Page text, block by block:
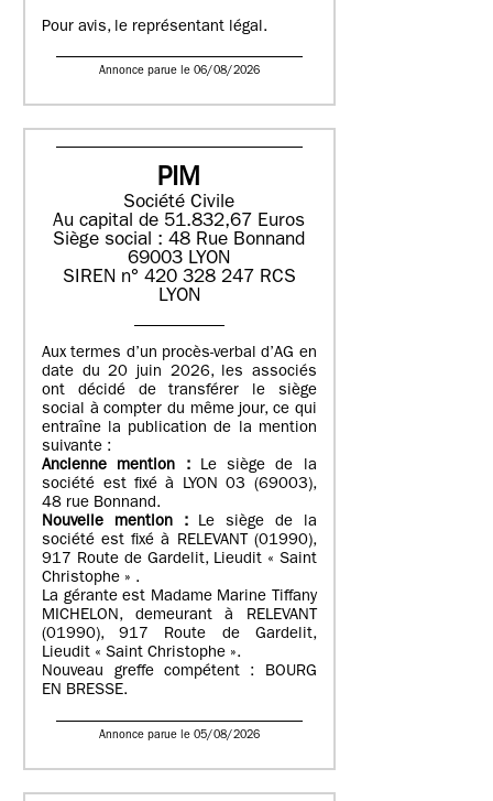
Pour avis, le représentant légal.
Annonce parue le 06/08/2026
PIM
Société Civile
Au capital de 51.832,67 Euros
Siège social : 48 Rue Bonnand
69003 LYON
SIREN n° 420 328 247 RCS
LYON
Aux termes d’un procès-verbal d’AG en
date du 20 juin 2026, les associés
ont décidé de transférer le siège
social à compter du même jour, ce qui
entraîne la publication de la mention
suivante :
Ancienne mention : Le siège de la
société est fixé à LYON 03 (69003),
48 rue Bonnand.
Nouvelle mention :
Le siège de la
société est fixé à RELEVANT (01990),
917 Route de Gardelit, Lieudit « Saint
Christophe » .
La gérante est Madame Marine Tiffany
MICHELON, demeurant à RELEVANT
(01990), 917 Route de Gardelit,
Lieudit « Saint Christophe ».
Nouveau greffe compétent : BOURG
EN BRESSE.
Annonce parue le 05/08/2026